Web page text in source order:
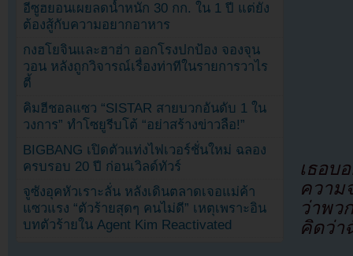
เธอบ
ความ
ว่าพว
คิดว่า
อีซูฮยอนเผยลดน้ำหนัก 30 กก. ใน 1 ปี แต่ยัง
ต้องสู้กับความอยากอาหาร
กงฮโยจินและฮาฮ่า ออกโรงปกป้อง จองจุน
วอน หลังถูกวิจารณ์เรื่องท่าทีในรายการวาไร
ตี้
คิมฮีชอลแซว “SISTAR สายบวกอันดับ 1 ใน
วงการ” ทำโซยูรีบโต้ “อย่าสร้างข่าวลือ!”
BIGBANG เปิดตัวแท่งไฟเวอร์ชั่นใหม่ ฉลอง
ครบรอบ 20 ปี ก่อนเวิลด์ทัวร์
จูซังอุคหัวเราะลั่น หลังเดินตลาดเจอแม่ค้า
แซวแรง “ตัวร้ายสุดๆ คนไม่ดี” เหตุเพราะอิน
บทตัวร้ายใน Agent Kim Reactivated